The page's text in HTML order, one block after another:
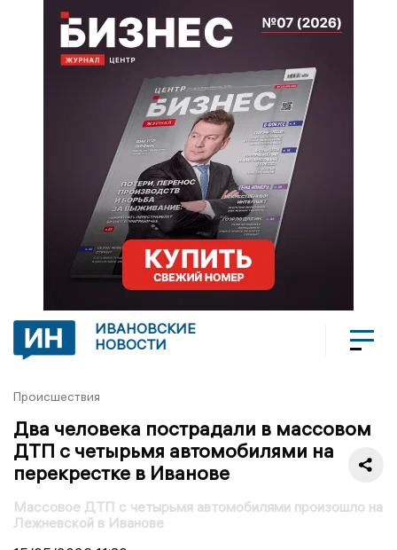
ИВАНОВСКИЕ
НОВОСТИ
Происшествия
Два человека пострадали в массовом
ДТП с четырьмя автомобилями на
перекрестке в Иванове
Массовое ДТП с четырьмя автомобилями произошло на
Лежневской в Иванове